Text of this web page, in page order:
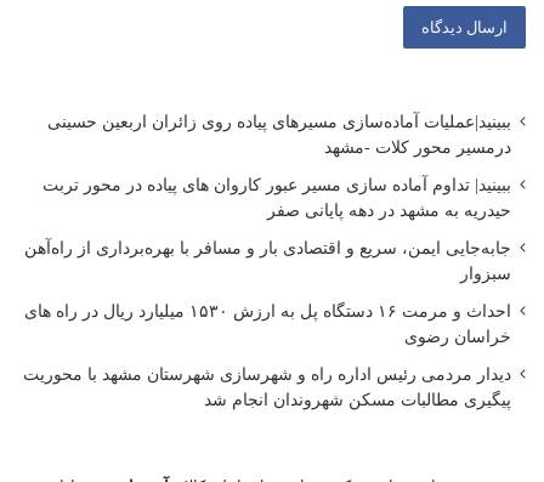
ببینید|عملیات آماده‌سازی مسیرهای پیاده روی زائران اربعین حسینی
درمسیر محور کلات -مشهد
ببینید| تداوم آماده سازی مسیر عبور کاروان های پیاده در محور تربت
حیدریه به مشهد در دهه پایانی صفر
جابه‌جایی ایمن، سریع و اقتصادی بار و مسافر با بهره‌برداری از راه‌آهن
سبزوار
احداث و مرمت ۱۶ دستگاه پل به ارزش ۱۵۳۰ میلیارد ریال در راه های
خراسان رضوی
دیدار مردمی رئیس اداره راه و شهرسازی شهرستان مشهد با محوریت
پیگیری مطالبات مسکن شهروندان انجام شد